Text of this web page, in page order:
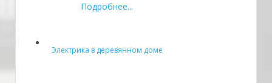
Подробнее...
Электрика в деревянном доме